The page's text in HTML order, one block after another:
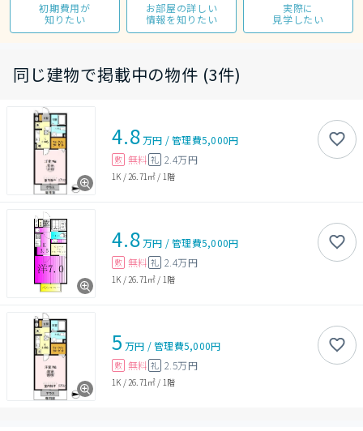
初期費用が
知りたい
お部屋の詳しい
情報を知りたい
実際に
見学したい
同じ建物で掲載中の物件 (3件)
4.8万円 /管理費5,000円
敷 無料 礼 2.4万円
1K / 26.71㎡ / 1階
4.8万円 /管理費5,000円
敷 無料 礼 2.4万円
1K / 26.71㎡ / 1階
5 万円 /管理費5,000円
敷 無料 礼 2.5万円
1K / 26.71㎡ / 1階